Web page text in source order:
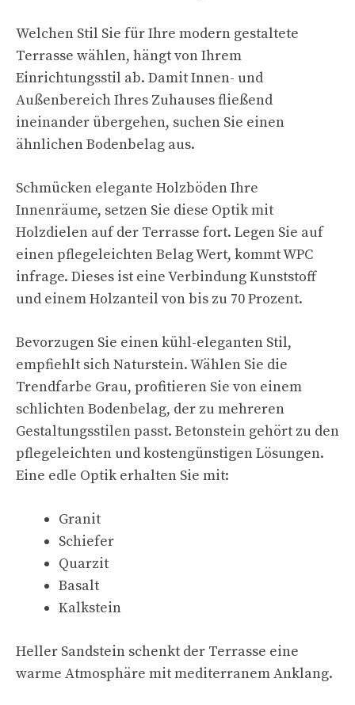
Welchen Stil Sie für Ihre modern gestaltete
Terrasse wählen, hängt von Ihrem
Einrichtungsstil ab. Damit Innen- und
Außenbereich Ihres Zuhauses fließend
ineinander übergehen, suchen Sie einen
ähnlichen Bodenbelag aus.
Schmücken elegante Holzböden Ihre
Innenräume, setzen Sie diese Optik mit
Holzdielen auf der Terrasse fort. Legen Sie auf
einen pflegeleichten Belag Wert, kommt WPC
infrage. Dieses ist eine Verbindung Kunststoff
und einem Holzanteil von bis zu 70 Prozent.
Bevorzugen Sie einen kühl-eleganten Stil,
empfiehlt sich Naturstein. Wählen Sie die
Trendfarbe Grau, profitieren Sie von einem
schlichten Bodenbelag, der zu mehreren
Gestaltungsstilen passt. Betonstein gehört zu den
pflegeleichten und kostengünstigen Lösungen.
Eine edle Optik erhalten Sie mit:
Granit
Schiefer
Quarzit
Basalt
Kalkstein
Heller Sandstein schenkt der Terrasse eine
warme Atmosphäre mit mediterranem Anklang.